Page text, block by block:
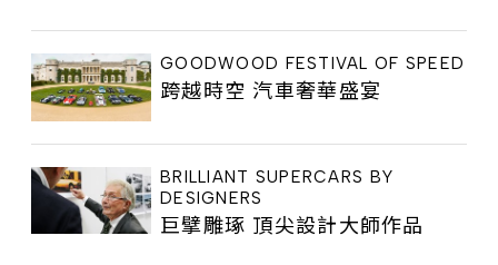
GOODWOOD FESTIVAL OF SPEED
跨越時空 汽車奢華盛宴
BRILLIANT SUPERCARS BY
DESIGNERS
巨擘雕琢 頂尖設計大師作品